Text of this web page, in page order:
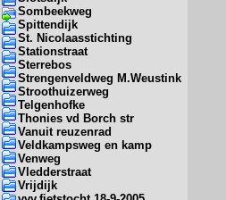
Sombeekweg
Spittendijk
St. Nicolaasstichting
Stationstraat
Sterrebos
Strengenveldweg M.Weustink
Stroothuizerweg
Telgenhofke
Thonies vd Borch str
Vanuit reuzenrad
Veldkampsweg en kamp
Venweg
Vledderstraat
Vrijdijk